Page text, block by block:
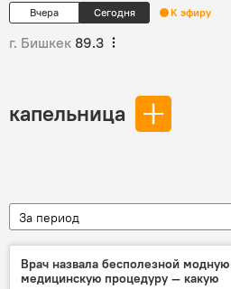
Вчера Сегодня К эфиру
г. Бишкек 89.3
капельница
За период
Врач назвала бесполезной модную
медицинскую процедуру — какую